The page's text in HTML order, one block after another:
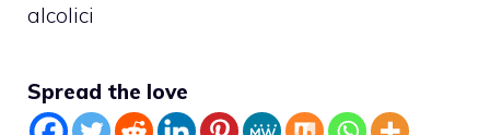
alcolici
Spread the love